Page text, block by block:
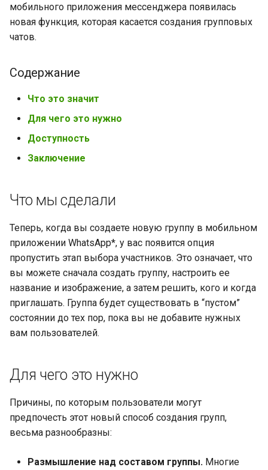
мобильного приложения мессенджера появилась
новая функция, которая касается создания групповых
чатов.
Содержание
Что это значит
Для чего это нужно
Доступность
Заключение
Что мы сделали
Теперь, когда вы создаете новую группу в мобильном
приложении WhatsApp*, у вас появится опция
пропустить этап выбора участников. Это означает, что
вы можете сначала создать группу, настроить ее
название и изображение, а затем решить, кого и когда
приглашать. Группа будет существовать в “пустом”
состоянии до тех пор, пока вы не добавите нужных
вам пользователей.
Для чего это нужно
Причины, по которым пользователи могут
предпочесть этот новый способ создания групп,
весьма разнообразны:
Размышление над составом группы. Многие